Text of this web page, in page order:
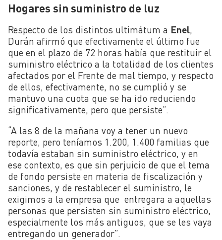
Hogares sin suministro de luz
Respecto de los distintos ultimátum a Enel,
Durán afirmó que efectivamente el último fue
que en el plazo de 72 horas había que restituir el
suministro eléctrico a la totalidad de los clientes
afectados por el Frente de mal tiempo, y respecto
de ellos, efectivamente, no se cumplió y se
mantuvo una cuota que se ha ido reduciendo
significativamente, pero que persiste”.
“A las 8 de la mañana voy a tener un nuevo
reporte, pero teníamos 1.200, 1.400 familias que
todavía estaban sin suministro eléctrico, y en
ese contexto, es que sin perjuicio de que el tema
de fondo persiste en materia de fiscalización y
sanciones, y de restablecer el suministro, le
exigimos a la empresa que entregara a aquellas
personas que persisten sin suministro eléctrico,
especialmente los más antiguos, que se les vaya
entregando un generador”.